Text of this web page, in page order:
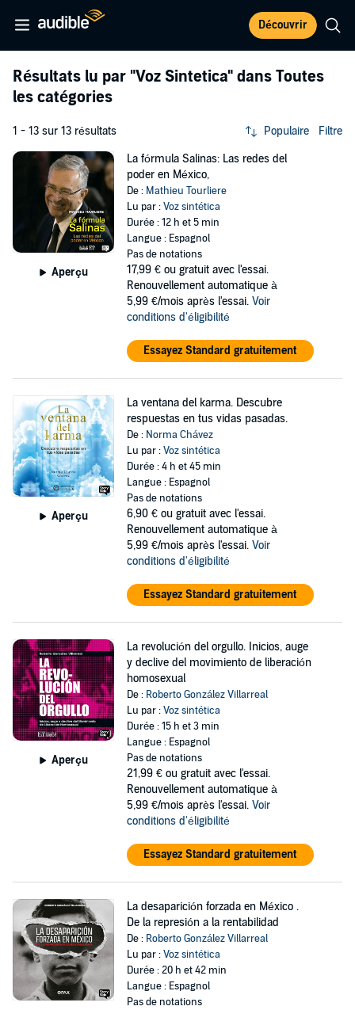
Découvrir
Résultats lu par "Voz Sintetica" dans Toutes
les catégories
1 - 13 sur 13 résultats Populaire Filtre
Aperçu
La fórmula Salinas: Las redes del
poder en México,
De : Mathieu Tourliere
Lu par :Voz sintética
Durée : 12 h et 5 min
Langue : Espagnol
Pas de notations
17,99 € ou gratuit avec l'essai.
Renouvellement automatique à
5,99 €/mois après l'essai. Voir
conditions d'éligibilité
Essayez Standard gratuitement
Aperçu
La ventana del karma. Descubre
respuestas en tus vidas pasadas.
De : Norma Chávez
Lu par :Voz sintética
Durée : 4 h et 45 min
Langue : Espagnol
Pas de notations
6,90 € ou gratuit avec l'essai.
Renouvellement automatique à
5,99 €/mois après l'essai. Voir
conditions d'éligibilité
Essayez Standard gratuitement
Aperçu
La revolución del orgullo. Inicios, auge
y declive del movimiento de liberación
homosexual
De : Roberto González Villarreal
Lu par :Voz sintética
Durée : 15 h et 3 min
Langue : Espagnol
Pas de notations
21,99 € ou gratuit avec l'essai.
Renouvellement automatique à
5,99 €/mois après l'essai. Voir
conditions d'éligibilité
Essayez Standard gratuitement
La desaparición forzada en México .
De la represión a la rentabilidad
De : Roberto González Villarreal
Lu par :Voz sintética
Durée : 20 h et 42 min
Langue : Espagnol
Pas de notations